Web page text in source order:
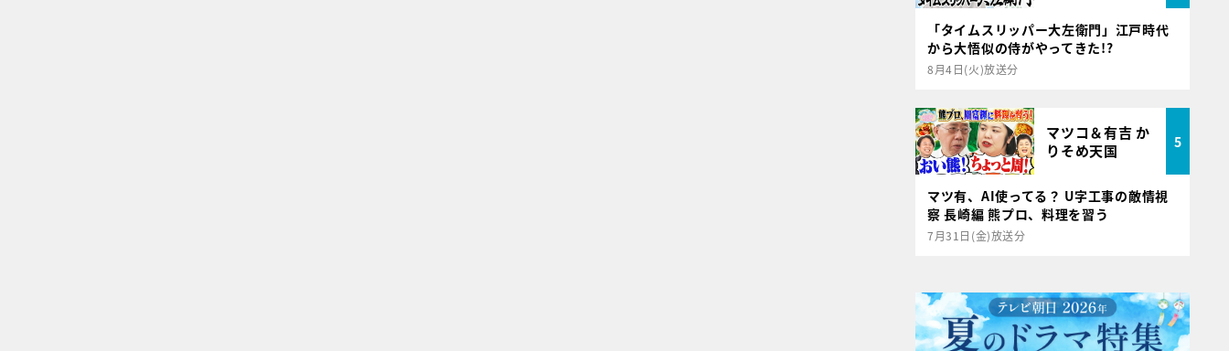
「タイムスリッパー大左衛門」江戸時代
から大悟似の侍がやってきた!?
8月4日(火)放送分
マツコ＆有吉 か
りそめ天国
5
マツ有、AI使ってる？ U字工事の敵情視
察 長崎編 熊プロ、料理を習う
7月31日(金)放送分